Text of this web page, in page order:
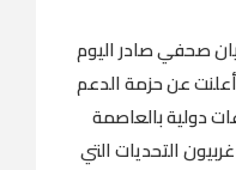
صحفي صادر اليوم
أعلنت عن حزمة الدعم
دولية بالعاصمة
التحديات التي